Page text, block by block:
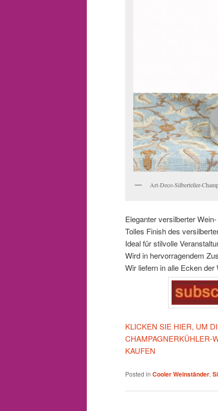
Art-Deco-Silberteller-
Eleganter versilberter
Tolles Finish des
Ideal für stilvolle
Wird in hervorragendem
Wir liefern in alle Ecken
KLICKEN SIE HIER, UM
CHAMPAGNERKÜHLER-
KAUFEN
Posted in Cooler Weinständer,